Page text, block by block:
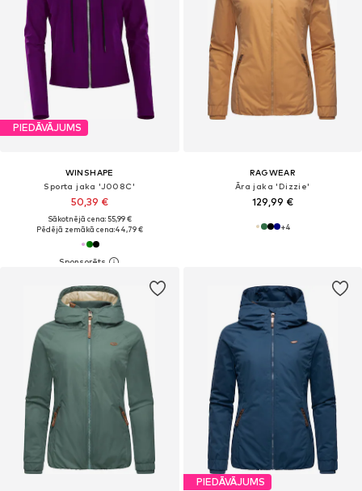
PIEDĀVĀJUMS
WINSHAPE
Sporta jaka 'J008C'
50,39 €
Sākotnējā cena: 55,99 €
Pēdējā zemākā cena:44,79 €
RAGWEAR
Āra jaka 'Dizzie'
129,99 €
+4
PIEDĀVĀJUMS